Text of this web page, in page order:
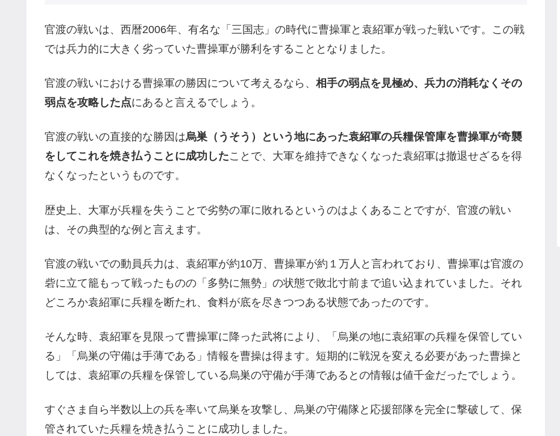
官渡の戦いは、西暦2006年、有名な「三国志」の時代に曹操軍と袁紹軍が戦った戦いです。この戦
では兵力的に大きく劣っていた曹操軍が勝利をすることとなりました。
官渡の戦いにおける曹操軍の勝因について考えるなら、 相手の弱点を見極め、兵力の消耗なくその
弱点を攻略した点にあると言えるでしょう。
官渡の戦いの直接的な勝因は烏巣（うそう）という地にあった袁紹軍の兵糧保管庫を曹操軍が奇襲
をしてこれを焼き払うことに成功したことで、大軍を維持できなくなった袁紹軍は撤退せざるを得
なくなったというものです。
歴史上、大軍が兵糧を失うことで劣勢の軍に敗れるというのはよくあることですが、官渡の戦い
は、その典型的な例と言えます。
官渡の戦いでの動員兵力は、袁紹軍が約10万、曹操軍が約１万人と言われており、曹操軍は官渡の
砦に立て籠もって戦ったものの「多勢に無勢」の状態で敗北寸前まで追い込まれていました。それ
どころか袁紹軍に兵糧を断たれ、食料が底を尽きつつある状態であったのです。
そんな時、袁紹軍を見限って曹操軍に降った武将により、「烏巣の地に袁紹軍の兵糧を保管してい
る」「烏巣の守備は手薄である」情報を曹操は得ます。短期的に戦況を変える必要があった曹操と
しては、袁紹軍の兵糧を保管している烏巣の守備が手薄であるとの情報は値千金だったでしょう。
すぐさま自ら半数以上の兵を率いて烏巣を攻撃し、烏巣の守備隊と応援部隊を完全に撃破して、保
管されていた兵糧を焼き払うことに成功しました。